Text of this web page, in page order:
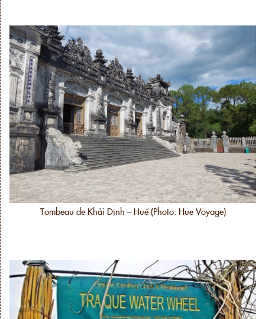
Tombeau de Khải Định – Huế (Photo: Hue Voyage)